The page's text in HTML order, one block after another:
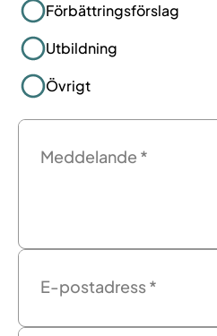
Förbättringsförslag
Utbildning
Övrigt
Meddelande *
E-postadress*